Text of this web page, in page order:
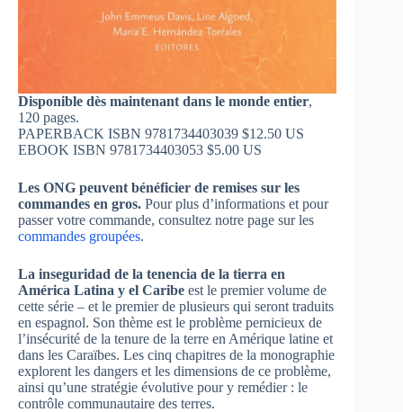
Disponible dès maintenant dans le monde entier,
120 pages.
PAPERBACK ISBN 9781734403039 $12.50 US
EBOOK ISBN 9781734403053 $5.00 US
Les ONG peuvent bénéficier de remises sur les
commandes en gros. Pour plus d’informations et pour
passer votre commande, consultez notre page sur les
commandes groupées.
La inseguridad de la tenencia de la tierra en
América Latina y el Caribe est le premier volume de
cette série – et le premier de plusieurs qui seront traduits
en espagnol. Son thème est le problème pernicieux de
l’insécurité de la tenure de la terre en Amérique latine et
dans les Caraïbes. Les cinq chapitres de la monographie
explorent les dangers et les dimensions de ce problème,
ainsi qu’une stratégie évolutive pour y remédier : le
contrôle communautaire des terres.